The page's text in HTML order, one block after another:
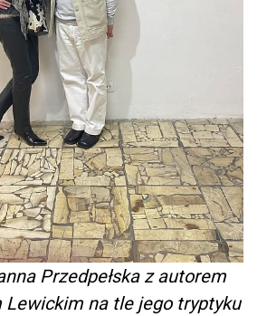
Przedpełska z autorem
Lewickim na tle jego tryptyku